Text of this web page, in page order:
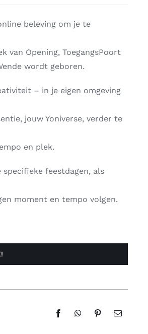
beleving om je te
van Opening, ToegangsPoort
wordt geboren.
– in je eigen omgeving
jouw Yoniverse, verder te
en plek.
specifieke feestdagen, als
moment en tempo volgen.